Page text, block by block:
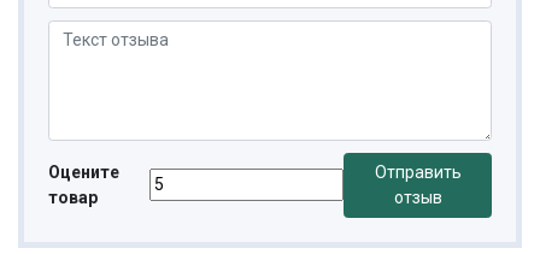
Оцените
товар
Отправить
отзыв